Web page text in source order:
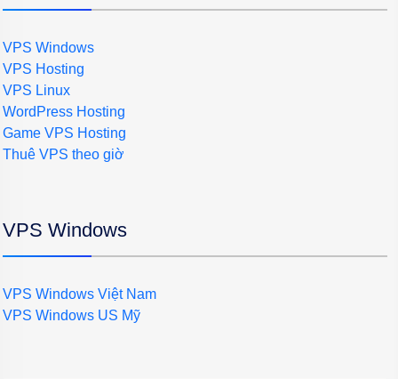
VPS Windows
VPS Hosting
VPS Linux
WordPress Hosting
Game VPS Hosting
Thuê VPS theo giờ
VPS Windows
VPS Windows Việt Nam
VPS Windows US Mỹ